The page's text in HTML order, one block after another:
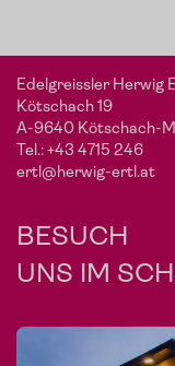
Edelgreissler Herwig
Kötschach 19
A-9640 Kötschach-
Tel.:+43 4715 246
ertl@herwig-ertl.at
BESUCH
UNS IM